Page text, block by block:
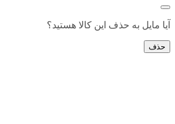
آیا مایل به حذف این کالا هستید؟
حذف